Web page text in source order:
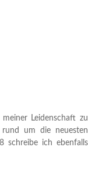
Leidenschaft zu
um die neuesten
schreibe ich ebenfalls